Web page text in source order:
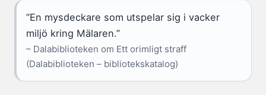
”En mysdeckare som utspelar sig i vacker
miljö kring Mälaren.”
– Dalabiblioteken om Ett orimligt straff
(Dalabiblioteken – bibliotekskatalog)